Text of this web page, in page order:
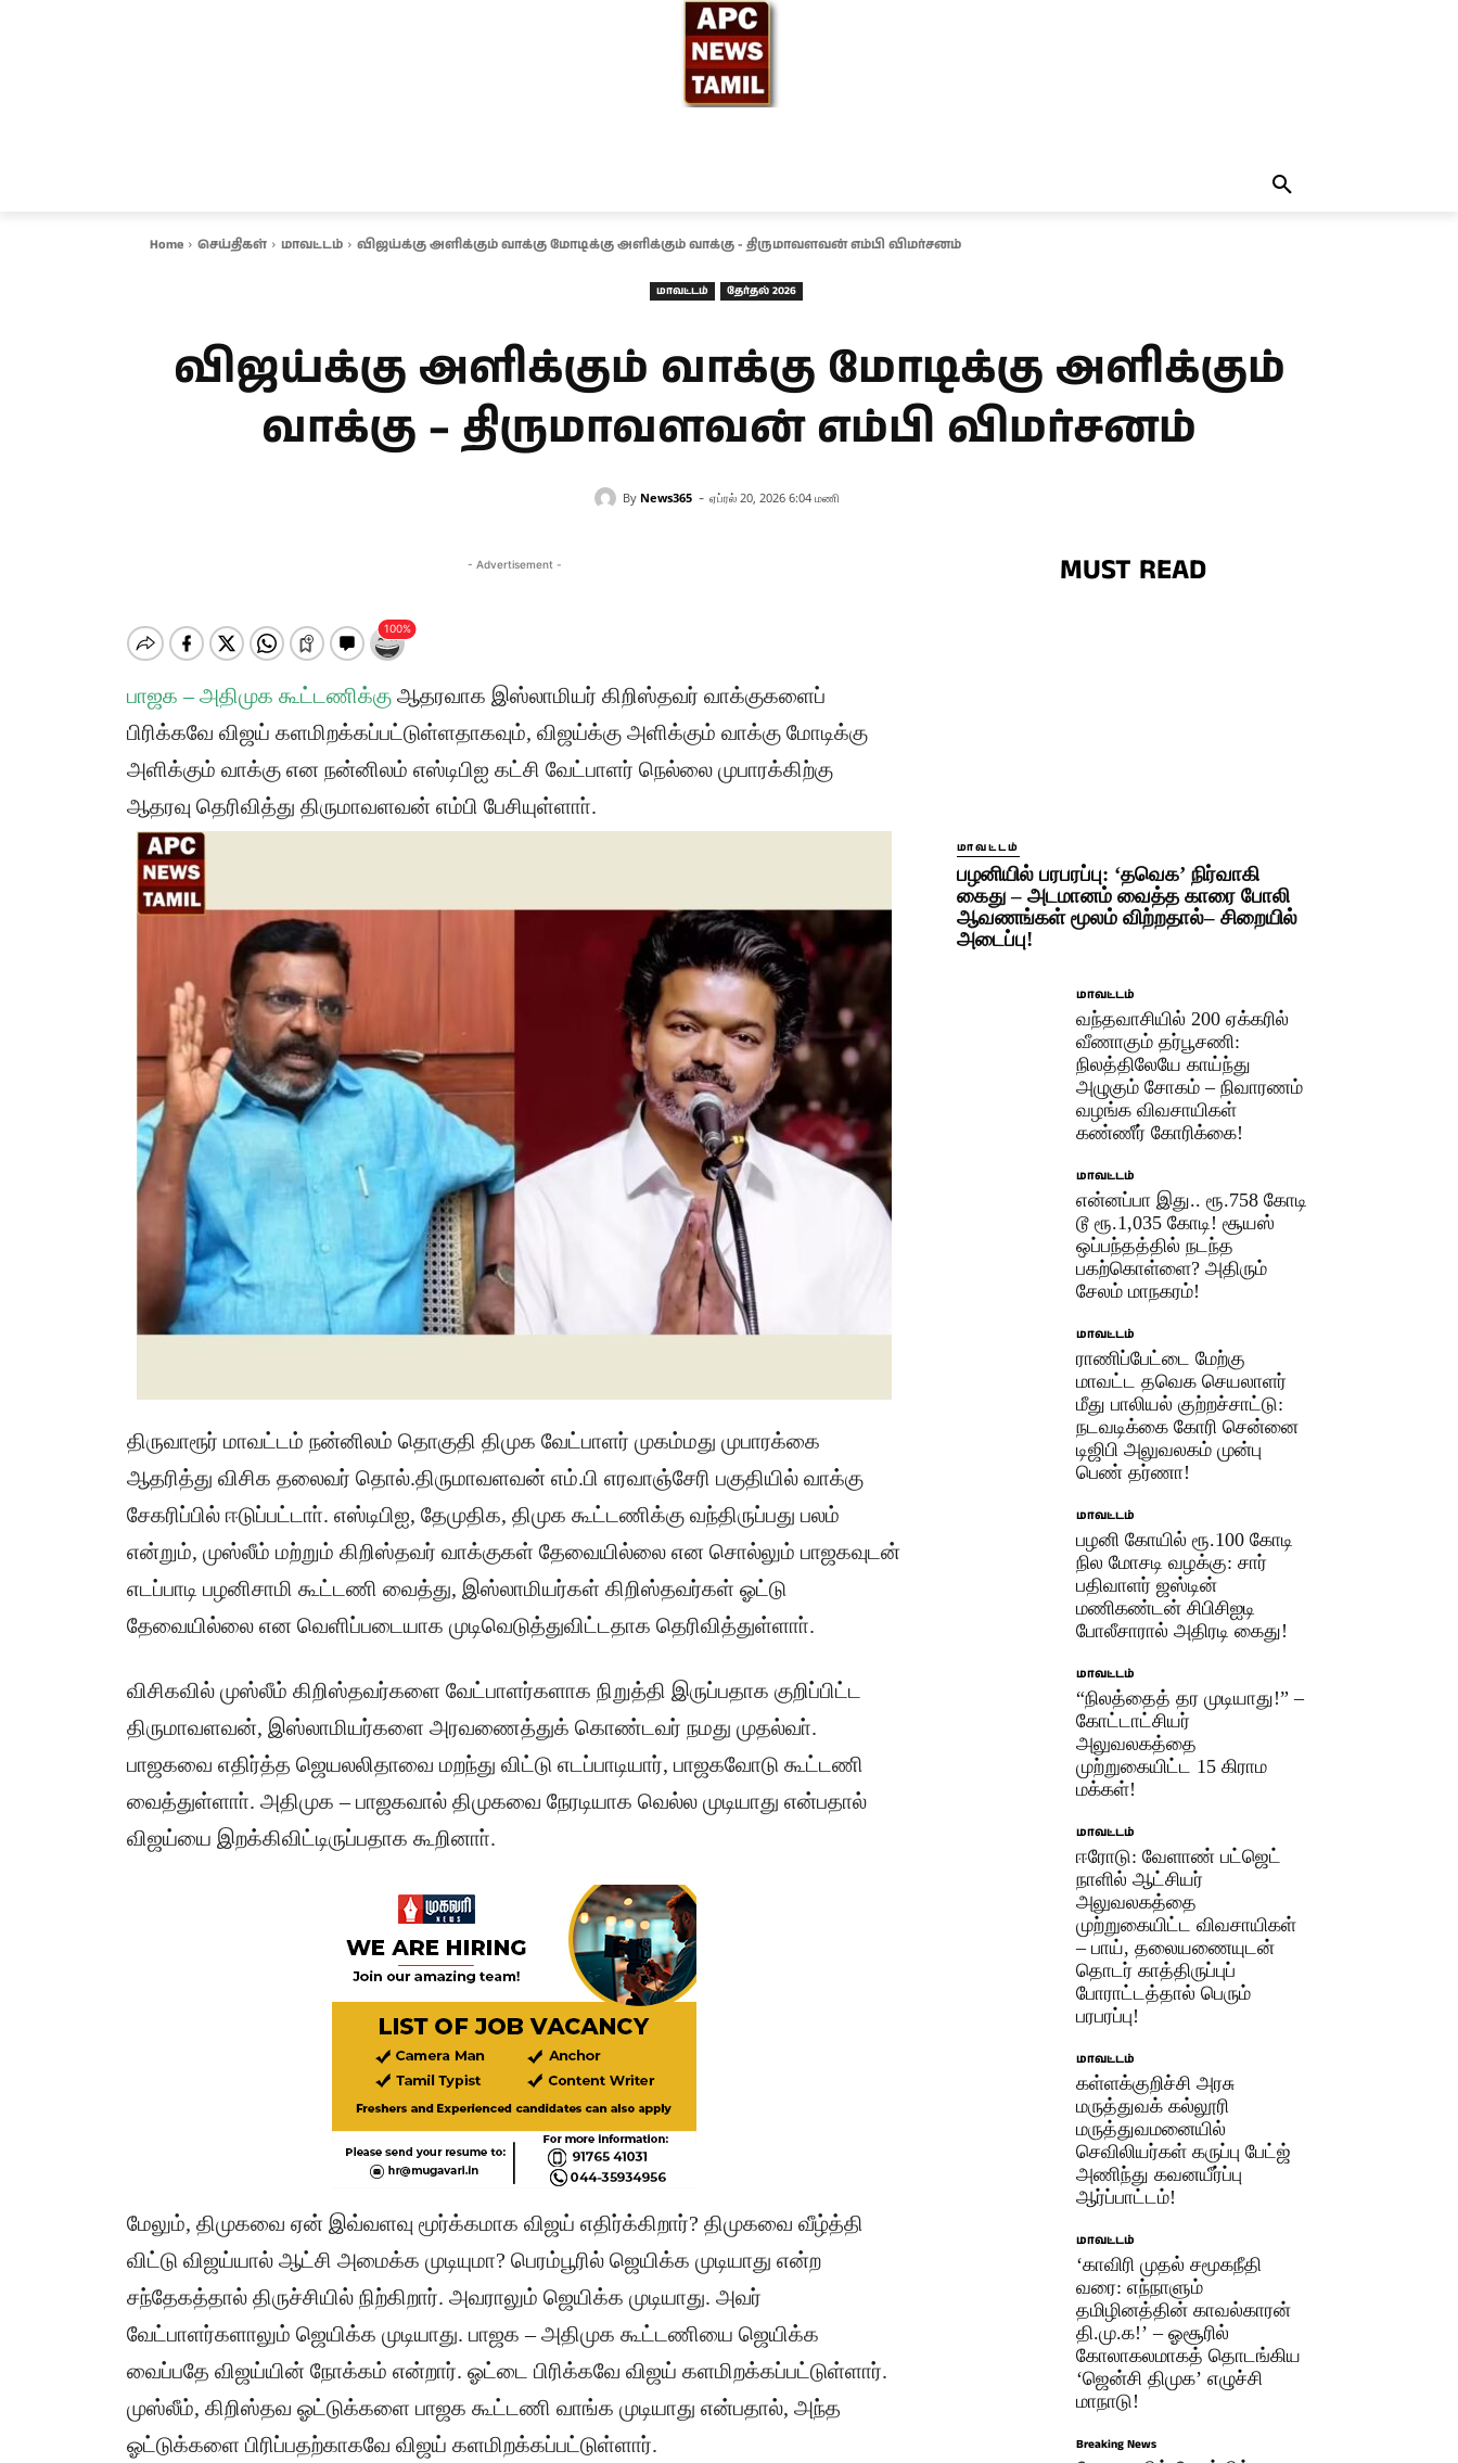
Home செய்திகள் மாவட்டம் விஜய்க்கு அளிக்கும் வாக்கு மோடிக்கு அளிக்கும் வாக்கு - திருமாவளவன் எம்பி விமர்சனம்
மாவட்டம் தேர்தல் 2026
விஜய்க்கு அளிக்கும் வாக்கு மோடிக்கு அளிக்கும்
வாக்கு – திருமாவளவன் எம்பி விமர்சனம்
By News365 - ஏப்ரல் 20, 2026 6:04 மணி
- Advertisement -
பாஜக – அதிமுக கூட்டணிக்கு ஆதரவாக இஸ்லாமியர் கிறிஸ்தவர் வாக்குகளைப்
பிரிக்கவே விஜய் களமிறக்கப்பட்டுள்ளதாகவும், விஜய்க்கு அளிக்கும் வாக்கு மோடிக்கு
அளிக்கும் வாக்கு என நன்னிலம் எஸ்டிபிஐ கட்சி வேட்பாளர் நெல்லை முபாரக்கிற்கு
ஆதரவு தெரிவித்து திருமாவளவன் எம்பி பேசியுள்ளாா்.
திருவாரூர் மாவட்டம் நன்னிலம் தொகுதி திமுக வேட்பாளர் முகம்மது முபாரக்கை
ஆதரித்து விசிக தலைவர் தொல்.திருமாவளவன் எம்.பி எரவாஞ்சேரி பகுதியில் வாக்கு
சேகரிப்பில் ஈடுப்பட்டாா். எஸ்டிபிஐ, தேமுதிக, திமுக கூட்டணிக்கு வந்திருப்பது பலம்
என்றும், முஸ்லீம் மற்றும் கிறிஸ்தவர் வாக்குகள் தேவையில்லை என சொல்லும் பாஜகவுடன்
எடப்பாடி பழனிசாமி கூட்டணி வைத்து, இஸ்லாமியர்கள் கிறிஸ்தவர்கள் ஓட்டு
தேவையில்லை என வெளிப்படையாக முடிவெடுத்துவிட்டதாக தெரிவித்துள்ளாா்.
விசிகவில் முஸ்லீம் கிறிஸ்தவர்களை வேட்பாளர்களாக நிறுத்தி இருப்பதாக குறிப்பிட்ட
திருமாவளவன், இஸ்லாமியர்களை அரவணைத்துக் கொண்டவர் நமது முதல்வா்.
பாஜகவை எதிர்த்த ஜெயலலிதாவை மறந்து விட்டு எடப்பாடியார், பாஜகவோடு கூட்டணி
வைத்துள்ளாா். அதிமுக – பாஜகவால் திமுகவை நேரடியாக வெல்ல முடியாது என்பதால்
விஜய்யை இறக்கிவிட்டிருப்பதாக கூறினாா்.
மேலும், திமுகவை ஏன் இவ்வளவு மூர்க்கமாக விஜய் எதிர்க்கிறார்? திமுகவை வீழ்த்தி
விட்டு விஜய்யால் ஆட்சி அமைக்க முடியுமா? பெரம்பூரில் ஜெயிக்க முடியாது என்ற
சந்தேகத்தால் திருச்சியில் நிற்கிறார். அவராலும் ஜெயிக்க முடியாது. அவர்
வேட்பாளர்களாலும் ஜெயிக்க முடியாது. பாஜக – அதிமுக கூட்டணியை ஜெயிக்க
வைப்பதே விஜய்யின் நோக்கம் என்றார். ஓட்டை பிரிக்கவே விஜய் களமிறக்கப்பட்டுள்ளார்.
முஸ்லீம், கிறிஸ்தவ ஓட்டுக்களை பாஜக கூட்டணி வாங்க முடியாது என்பதால், அந்த
ஓட்டுக்களை பிரிப்பதற்காகவே விஜய் களமிறக்கப்பட்டுள்ளார்.
MUST READ
மாவட்டம்
பழனியில் பரபரப்பு: ‘தவெக’ நிர்வாகி
கைது – அடமானம் வைத்த காரை போலி
ஆவணங்கள் மூலம் விற்றதால்– சிறையில்
அடைப்பு!
மாவட்டம்
வந்தவாசியில் 200 ஏக்கரில்
வீணாகும் தர்பூசணி:
நிலத்திலேயே காய்ந்து
அழுகும் சோகம் – நிவாரணம்
வழங்க விவசாயிகள்
கண்ணீர் கோரிக்கை!
மாவட்டம்
என்னப்பா இது.. ரூ.758 கோடி
டூ ரூ.1,035 கோடி! சூயஸ்
ஒப்பந்தத்தில் நடந்த
பகற்கொள்ளை? அதிரும்
சேலம் மாநகரம்!
மாவட்டம்
ராணிப்பேட்டை மேற்கு
மாவட்ட தவெக செயலாளர்
மீது பாலியல் குற்றச்சாட்டு:
நடவடிக்கை கோரி சென்னை
டிஜிபி அலுவலகம் முன்பு
பெண் தர்ணா!
மாவட்டம்
பழனி கோயில் ரூ.100 கோடி
நில மோசடி வழக்கு: சார்
பதிவாளர் ஜஸ்டின்
மணிகண்டன் சிபிசிஐடி
போலீசாரால் அதிரடி கைது!
மாவட்டம்
“நிலத்தைத் தர முடியாது!” –
கோட்டாட்சியர்
அலுவலகத்தை
முற்றுகையிட்ட 15 கிராம
மக்கள்!
மாவட்டம்
ஈரோடு: வேளாண் பட்ஜெட்
நாளில் ஆட்சியர்
அலுவலகத்தை
முற்றுகையிட்ட விவசாயிகள்
– பாய், தலையணையுடன்
தொடர் காத்திருப்புப்
போராட்டத்தால் பெரும்
பரபரப்பு!
மாவட்டம்
கள்ளக்குறிச்சி அரசு
மருத்துவக் கல்லூரி
மருத்துவமனையில்
செவிலியர்கள் கருப்பு பேட்ஜ்
அணிந்து கவனயீர்ப்பு
ஆர்ப்பாட்டம்!
மாவட்டம்
‘காவிரி முதல் சமூகநீதி
வரை: எந்நாளும்
தமிழினத்தின் காவல்காரன்
தி.மு.க!’ – ஓசூரில்
கோலாகலமாகத் தொடங்கிய
‘ஜென்சி திமுக’ எழுச்சி
மாநாடு!
Breaking News